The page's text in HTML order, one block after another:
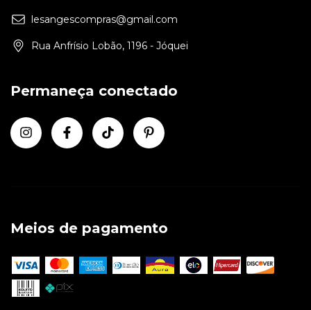
lesangescompras@gmail.com
Rua Anfrísio Lobão, 1196 - Jóquei
Permaneça conectado
Meios de pagamento